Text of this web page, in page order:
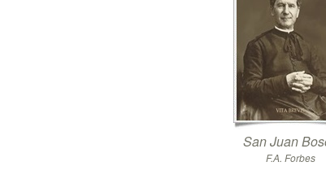
San Juan
F.A. Forbes